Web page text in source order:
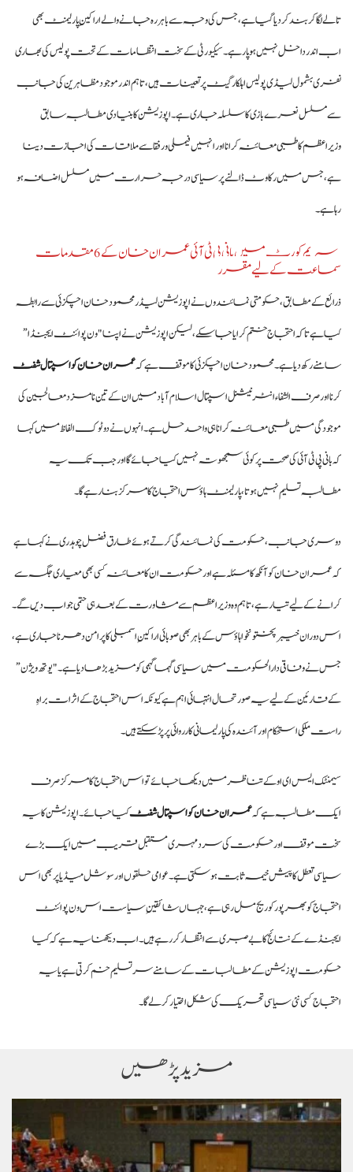
تالے لگا کر بند کر دیا گیا ہے، جس کی وجہ سے باہر رہ جانے والے اراکینِ پارلیمنٹ بھی
اب اندر داخل نہیں ہو پا رہے۔ سیکیورٹی کے سخت انتظامات کے تحت پولیس کی بھاری
نفری بشمول لیڈی پولیس اہلکار گیٹ پر تعینات ہیں، تاہم اندر موجود مظاہرین کی جانب
سے مسلسل نعرے بازی کا سلسلہ جاری ہے۔ اپوزیشن کا بنیادی مطالبہ سابق
وزیراعظم کا طبی معائنہ کرانا اور انہیں فیملی و رفقا سے ملاقات کی اجازت دینا
ہے، جس میں رکاوٹ ڈالنے پر سیاسی درجہ حرارت میں مسلسل اضافہ ہو
رہا ہے۔
سپریم کورٹ میں بانی پی ٹی آئی عمران خان کے 6 مقدمات
سماعت کے لیے مقرر
ذرائع کے مطابق، حکومتی نمائندوں نے اپوزیشن لیڈر محمود خان اچکزئی سے رابطہ
کیا ہے تاکہ احتجاج ختم کرایا جا سکے، لیکن اپوزیشن نے اپنا "ون پوائنٹ ایجنڈا”
سامنے رکھ دیا ہے۔ محمود خان اچکزئی کا موقف ہے کہعمران خان کو اسپتال شفٹ
کرنا اور صرف الشفاء انٹرنیشنل اسپتال اسلام آباد میں ان کے تین نامزد معالجین کی
موجودگی میں طبی معائنہ کرانا ہی واحد حل ہے۔ انہوں نے دو ٹوک الفاظ میں کہا
کہ بانی پی ٹی آئی کی صحت پر کوئی سمجھوتہ نہیں کیا جائے گا اور جب تک یہ
مطالبہ تسلیم نہیں ہوتا، پارلیمنٹ ہاؤس احتجاج کا مرکز بنا رہے گا۔
دوسری جانب، حکومت کی نمائندگی کرتے ہوئے طارق فضل چوہدری نے کہا ہے
کہ عمران خان کو آنکھ کا مسئلہ ہے اور حکومت ان کا معائنہ کسی بھی معیاری جگہ سے
کرانے کے لیے تیار ہے، تاہم وہ وزیراعظم سے مشاورت کے بعد ہی حتمی جواب دیں گے۔
اس دوران خیبر پختونخوا ہاؤس کے باہر بھی صوبائی اراکینِ اسمبلی کا پرامن دھرنا جاری ہے،
جس نے وفاقی دارالحکومت میں سیاسی گہما گہمی کو مزید بڑھا دیا ہے۔ "یوتھ ویژن”
کے قارئین کے لیے یہ صورتحال انتہائی اہم ہے کیونکہ اس احتجاج کے اثرات براہِ
راست ملکی استحکام اور آئندہ کی پارلیمانی کارروائی پر پڑ سکتے ہیں۔
سیمنٹک ایس ای او کے تناظر میں دیکھا جائے تو اس احتجاج کا مرکز صرف
ایک مطالبہ ہے کہعمران خان کو اسپتال شفٹکیا جائے۔ اپوزیشن کا یہ
سخت موقف اور حکومت کی سرد مہری مستقبل قریب میں ایک بڑے
سیاسی تعطل کا پیش خیمہ ثابت ہو سکتی ہے۔ عوامی حلقوں اور سوشل میڈیا پر بھی اس
احتجاج کو بھرپور کوریج مل رہی ہے، جہاں شائقینِ سیاست اس ون پوائنٹ
ایجنڈے کے نتائج کا بے صبری سے انتظار کر رہے ہیں۔ اب دیکھنا یہ ہے کہ کیا
حکومت اپوزیشن کے مطالبات کے سامنے سر تسلیم خم کرتی ہے یا یہ
احتجاج کسی نئی سیاسی تحریک کی شکل اختیار کر لے گا۔
مزید پڑھیں